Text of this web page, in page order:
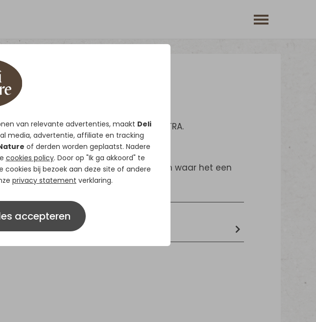
van relevante advertenties, maakt Deli
media, advertentie, affiliate en tracking
of derden worden geplaatst. Nadere
cookies policy. Door op "Ik ga akkoord" te
bij bezoek aan deze site of andere
privacy statement verklaring.
accepteren
Light
met 89% kanariezaad EXTRA.
perilla.
raapzaad.
mengeling, ideaal voor zuiderse landen waar het een
is.
IN
lijnzaad, kempzaad, perilla wit